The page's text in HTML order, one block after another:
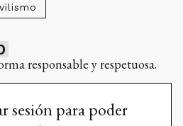
responsable y respetuosa.
sesión para poder